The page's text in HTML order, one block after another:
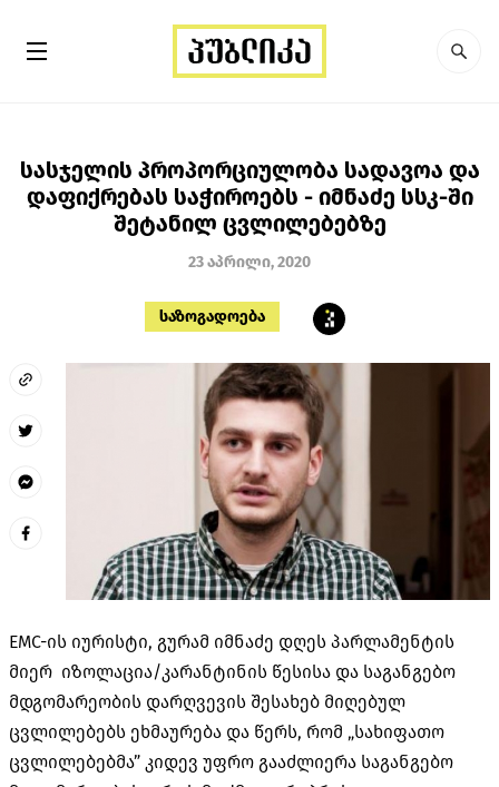
სასჯელის პროპორციულობა სადავოა და
დაფიქრებას საჭიროებს - იმნაძე სსკ-ში
შეტანილ ცვლილებებზე
23 აპრილი, 2020
საზოგადოება
EMC-ის იურისტი, გურამ იმნაძე დღეს პარლამენტის
მიერ იზოლაცია/კარანტინის წესისა და საგანგებო
მდგომარეობის დარღვევის შესახებ მიღებულ
ცვლილებებს ეხმაურება და წერს, რომ „სახიფათო
ცვლილებებმა” კიდევ უფრო გააძლიერა საგანგებო